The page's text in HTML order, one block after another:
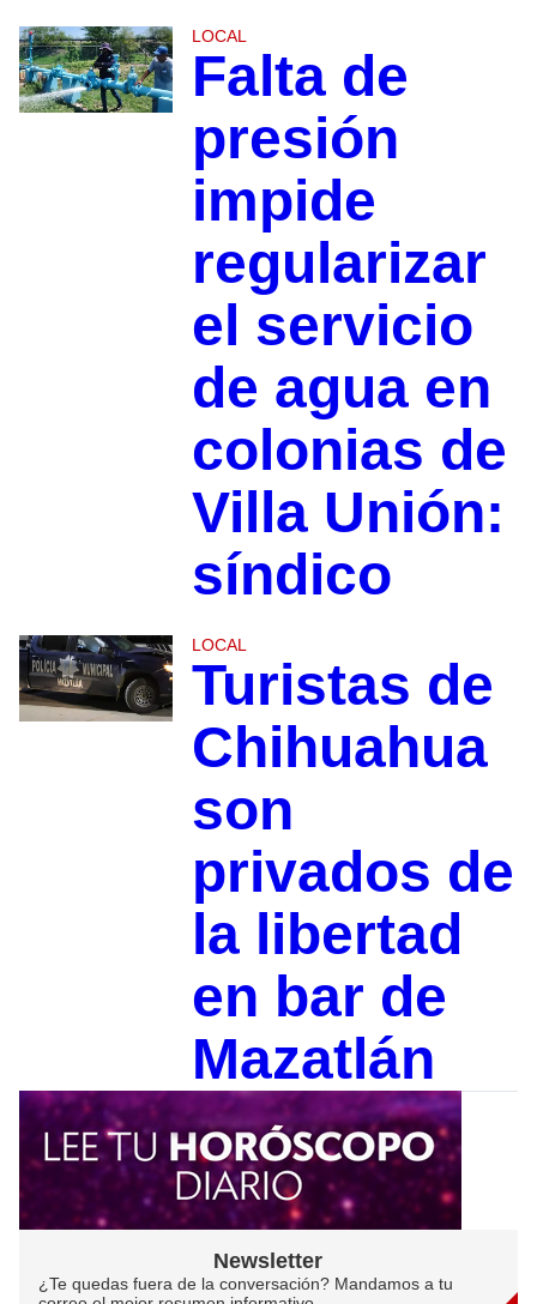
LOCAL
Falta de
presión
impide
regularizar
el servicio
de agua en
colonias de
Villa Unión:
síndico
LOCAL
Turistas de
Chihuahua
son
privados de
la libertad
en bar de
Mazatlán
Newsletter
¿Te quedas fuera de la conversación? Mandamos a tu